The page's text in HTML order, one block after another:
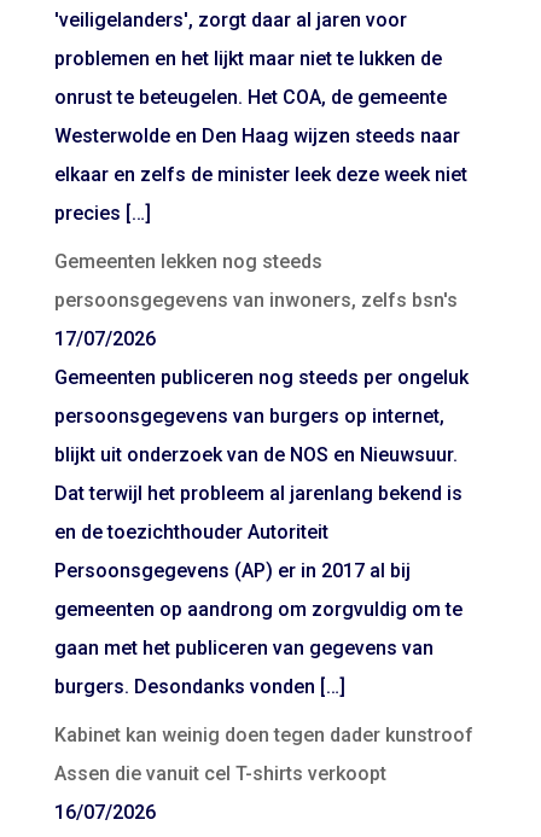
'veiligelanders', zorgt daar al jaren voor
problemen en het lijkt maar niet te lukken de
onrust te beteugelen. Het COA, de gemeente
Westerwolde en Den Haag wijzen steeds naar
elkaar en zelfs de minister leek deze week niet
precies […]
Gemeenten lekken nog steeds
persoonsgegevens van inwoners, zelfs bsn's
17/07/2026
Gemeenten publiceren nog steeds per ongeluk
persoonsgegevens van burgers op internet,
blijkt uit onderzoek van de NOS en Nieuwsuur.
Dat terwijl het probleem al jarenlang bekend is
en de toezichthouder Autoriteit
Persoonsgegevens (AP) er in 2017 al bij
gemeenten op aandrong om zorgvuldig om te
gaan met het publiceren van gegevens van
burgers. Desondanks vonden […]
Kabinet kan weinig doen tegen dader kunstroof
Assen die vanuit cel T-shirts verkoopt
16/07/2026